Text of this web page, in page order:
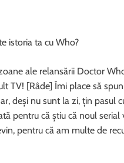
istoria ta cu Who?
ale relansării Doctor
TV! [Râde] Îmi place să
deși nu sunt la zi, țin pasul
pentru că știu că noul
pentru că am multe de